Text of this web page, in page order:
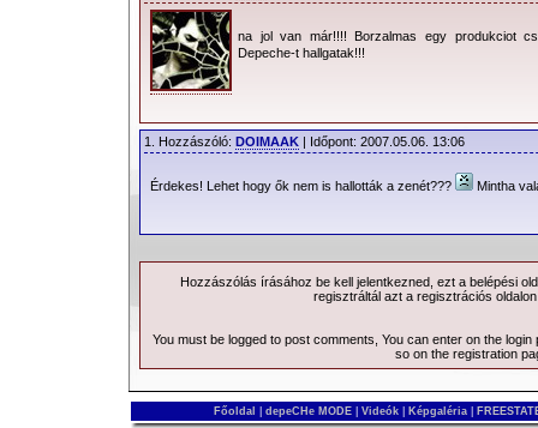
na jol van már!!!! Borzalmas egy produkciot
Depeche-t hallgatak!!!
1. Hozzászóló: DOIMAAK | Időpont: 2007.05.06. 13:06
Érdekes! Lehet hogy ők nem is hallották a zenét??? Mintha
Hozzászólás írásához be kell jelentkezned, ezt a belépési
regisztráltál azt a regisztrációs
You must be logged to post comments, You can enter on the login
so on the registration
Főoldal depeCHe MODE Videók Képgaléria